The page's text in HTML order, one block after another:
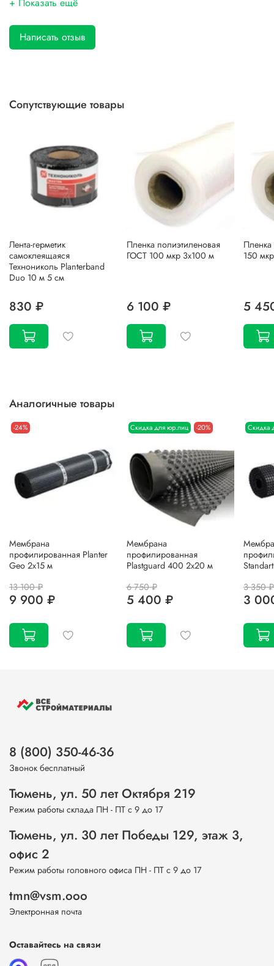
Написать отзыв
Сопутствующие товары
Лента-герметик
самоклеящаяся
Технониколь Planterband
Duo 10 м 5 см
830 ₽
Пленка полиэтиленовая
ГОСТ 100 мкр 3х100 м
6 100 ₽
Пленка
150
5
Аналогичные товары
-24%
Мембрана
профилированная Planter
Geo 2х15 м
13 100 ₽
9 900 ₽
Скидка для юр.лиц -20%
Мембрана
профилированная
Plastguard 400 2х20 м
6 750 ₽
5 400 ₽
Скидка
3 350 ₽
3
8 (800) 350-46-36
Звонок бесплатный
Тюмень, ул. 50 лет Октября 219
Режим работы склада ПН - ПТ с 9 до 17
Тюмень, ул. 30 лет Победы 129, этаж 3,
офис 2
Режим работы головного офиса ПН - ПТ с 9 до 17
tmn@vsm.ooo
Электронная почта
Оставайтесь на связи